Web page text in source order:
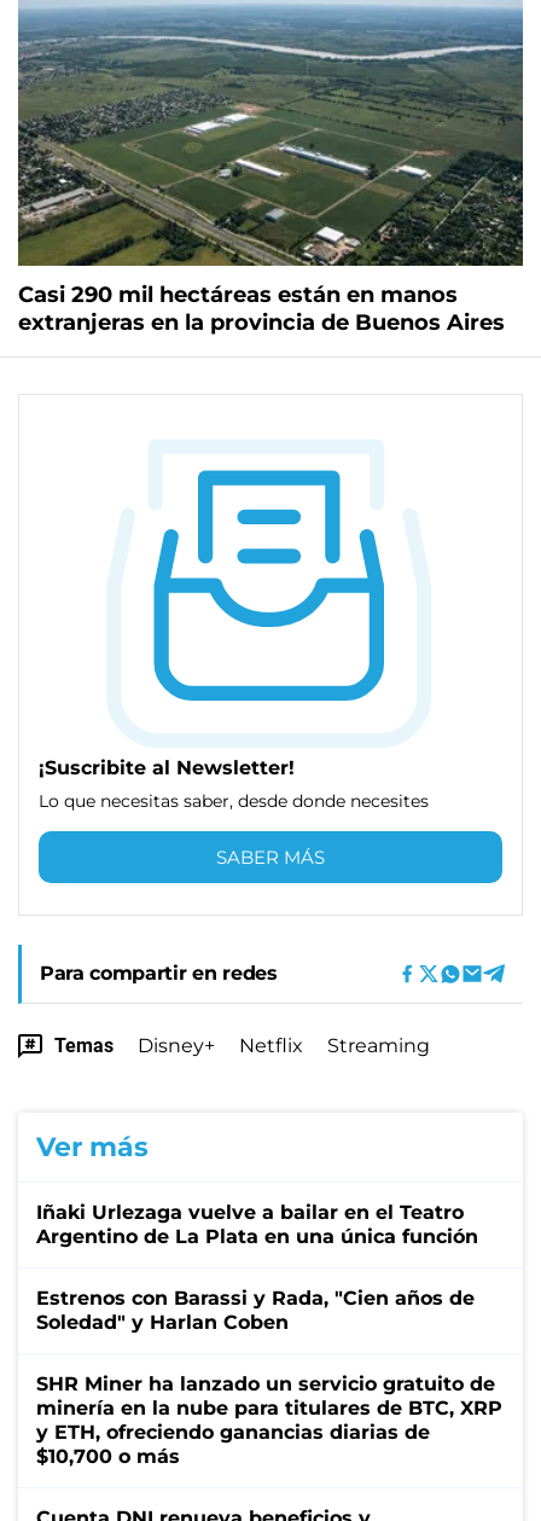
Casi 290 mil hectáreas están en manos
extranjeras en la provincia de Buenos Aires
¡Suscribite al Newsletter!
Lo que necesitas saber, desde donde necesites
SABER MÁS
Para compartir en redes
Temas Disney+ Netflix Streaming
Ver más
Iñaki Urlezaga vuelve a bailar en el Teatro
Argentino de La Plata en una única función
Estrenos con Barassi y Rada, "Cien años de
Soledad" y Harlan Coben
SHR Miner ha lanzado un servicio gratuito de
minería en la nube para titulares de BTC, XRP
y ETH, ofreciendo ganancias diarias de
$10,700 o más